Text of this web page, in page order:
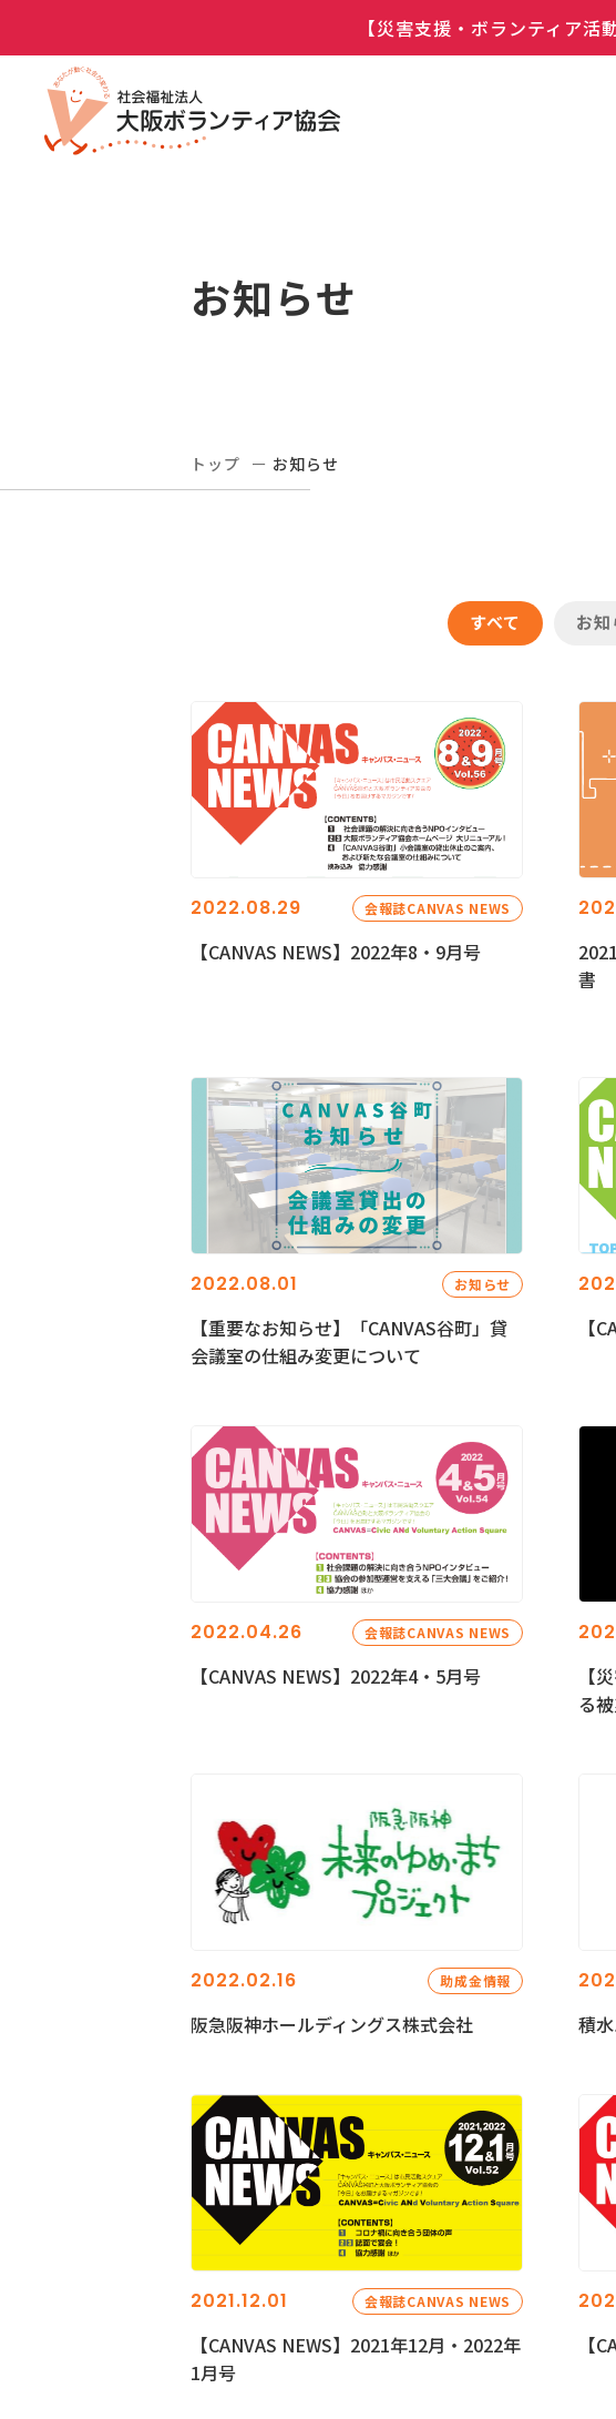
【災害支援・ボランティア
お知らせ
トップ お知らせ
すべて お知
2022.08.29 会報誌CANVAS NEWS
【CANVAS NEWS】2022年8・9月号
書
2022.08.01 お知らせ
【重要なお知らせ】「CANVAS谷町」貸
会議室の仕組み変更について
【
2022.04.26 会報誌CANVAS NEWS
【CANVAS NEWS】2022年4・5月号
【
る
2022.02.16 助成金情報
阪急阪神ホールディングス株式会社 積
2021.12.01 会報誌CANVAS NEWS
【CANVAS NEWS】2021年12月・2022年
1月号
【